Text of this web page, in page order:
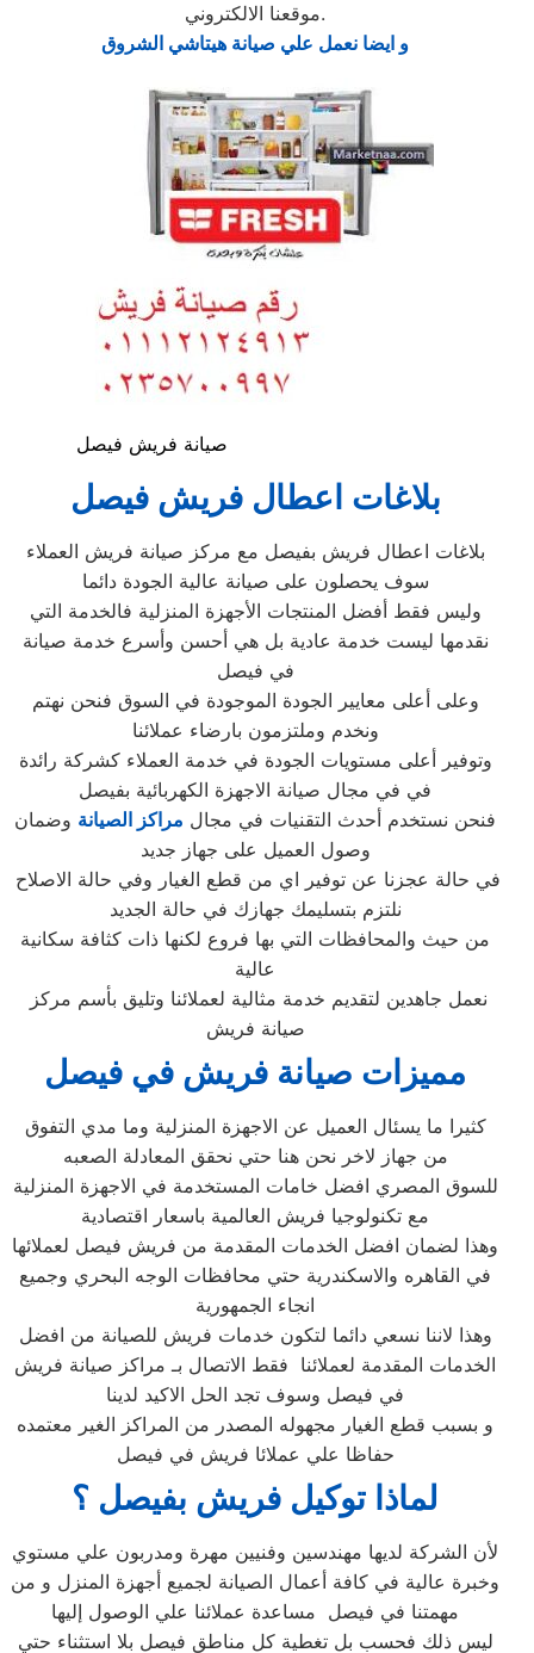
موقعنا الالكتروني.
و ايضا نعمل علي صيانة هيتاشي الشروق
صيانة فريش فيصل
بلاغات اعطال فريش فيصل
بلاغات اعطال فريش بفيصل مع مركز صيانة فريش العملاء
سوف يحصلون على صيانة عالية الجودة دائما
وليس فقط أفضل المنتجات الأجهزة المنزلية فالخدمة التي
نقدمها ليست خدمة عادية بل هي أحسن وأسرع خدمة صيانة
في فيصل
وعلى أعلى معايير الجودة الموجودة في السوق فنحن نهتم
ونخدم وملتزمون بارضاء عملائنا
وتوفير أعلى مستويات الجودة في خدمة العملاء كشركة رائدة
في في مجال صيانة الاجهزة الكهربائية بفيصل
فنحن نستخدم أحدث التقنيات في مجال مراكز الصيانة وضمان
وصول العميل على جهاز جديد
نلتزم بتسليمك جهازك في حالة الجديد
من حيث والمحافظات التي بها فروع لكنها ذات كثافة سكانية
عالية
صيانة فريش
مميزات صيانة فريش في فيصل
كثيرا ما يسئال العميل عن الاجهزة المنزلية وما مدي التفوق
من جهاز لاخر نحن هنا حتي نحقق المعادلة الصعبه
للسوق المصري افضل خامات المستخدمة في الاجهزة المنزلية
مع تكنولوجيا فريش العالمية باسعار اقتصادية
وهذا لضمان افضل الخدمات المقدمة من فريش فيصل لعملائها
في القاهره والاسكندرية حتي محافظات الوجه البحري وجميع
انجاء الجمهورية
وهذا لاننا نسعي دائما لتكون خدمات فريش للصيانة من افضل
الخدمات المقدمة لعملائنا فقط الاتصال بـ مراكز صيانة فريش
في فيصل وسوف تجد الحل الاكيد لدينا
و بسبب قطع الغيار مجهوله المصدر من المراكز الغير معتمده
حفاظا علي عملائا فريش في فيصل
لماذا توكيل فريش بفيصل ؟
لأن الشركة لديها مهندسين وفنيين مهرة ومدربون علي مستوي
وخبرة عالية في كافة أعمال الصيانة لجميع أجهزة المنزل و من
مهمتنا في فيصل مساعدة عملائنا علي الوصول إليها
ليس ذلك فحسب بل تغطية كل مناطق فيصل بلا استثناء حتي